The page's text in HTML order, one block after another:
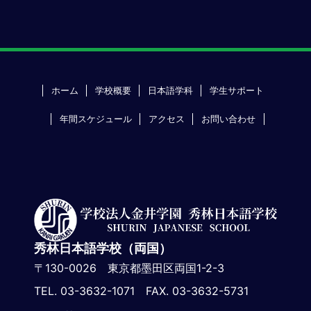
ホーム 学校概要 日本語学科 学生サポート
年間スケジュール アクセス お問い合わせ
秀林日本語学校（両国）
〒130-0026 東京都墨田区両国1-2-3
TEL. 03-3632-1071 FAX. 03-3632-5731